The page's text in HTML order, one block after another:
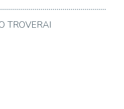
TROVERAI